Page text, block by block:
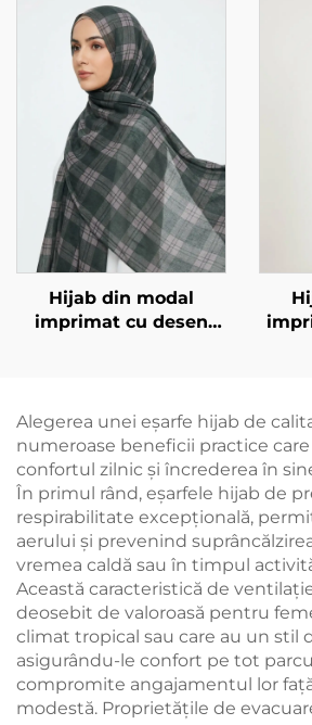
Hijab din modal
imprimat cu desen
Alegerea unei eşarfe hijab de
numeroase beneficii practice
confortul zilnic și încrederea în
În primul rând, eşarfele hijab de
respirabilitate excepțională,
aerului și prevenind
vremea caldă sau în timpul
Această caracteristică de
deosebit de valoroasă pentru
climat tropical sau care au un stil
asigurându-le confort pe tot
compromite angajamentul lor
modestă. Proprietățile de